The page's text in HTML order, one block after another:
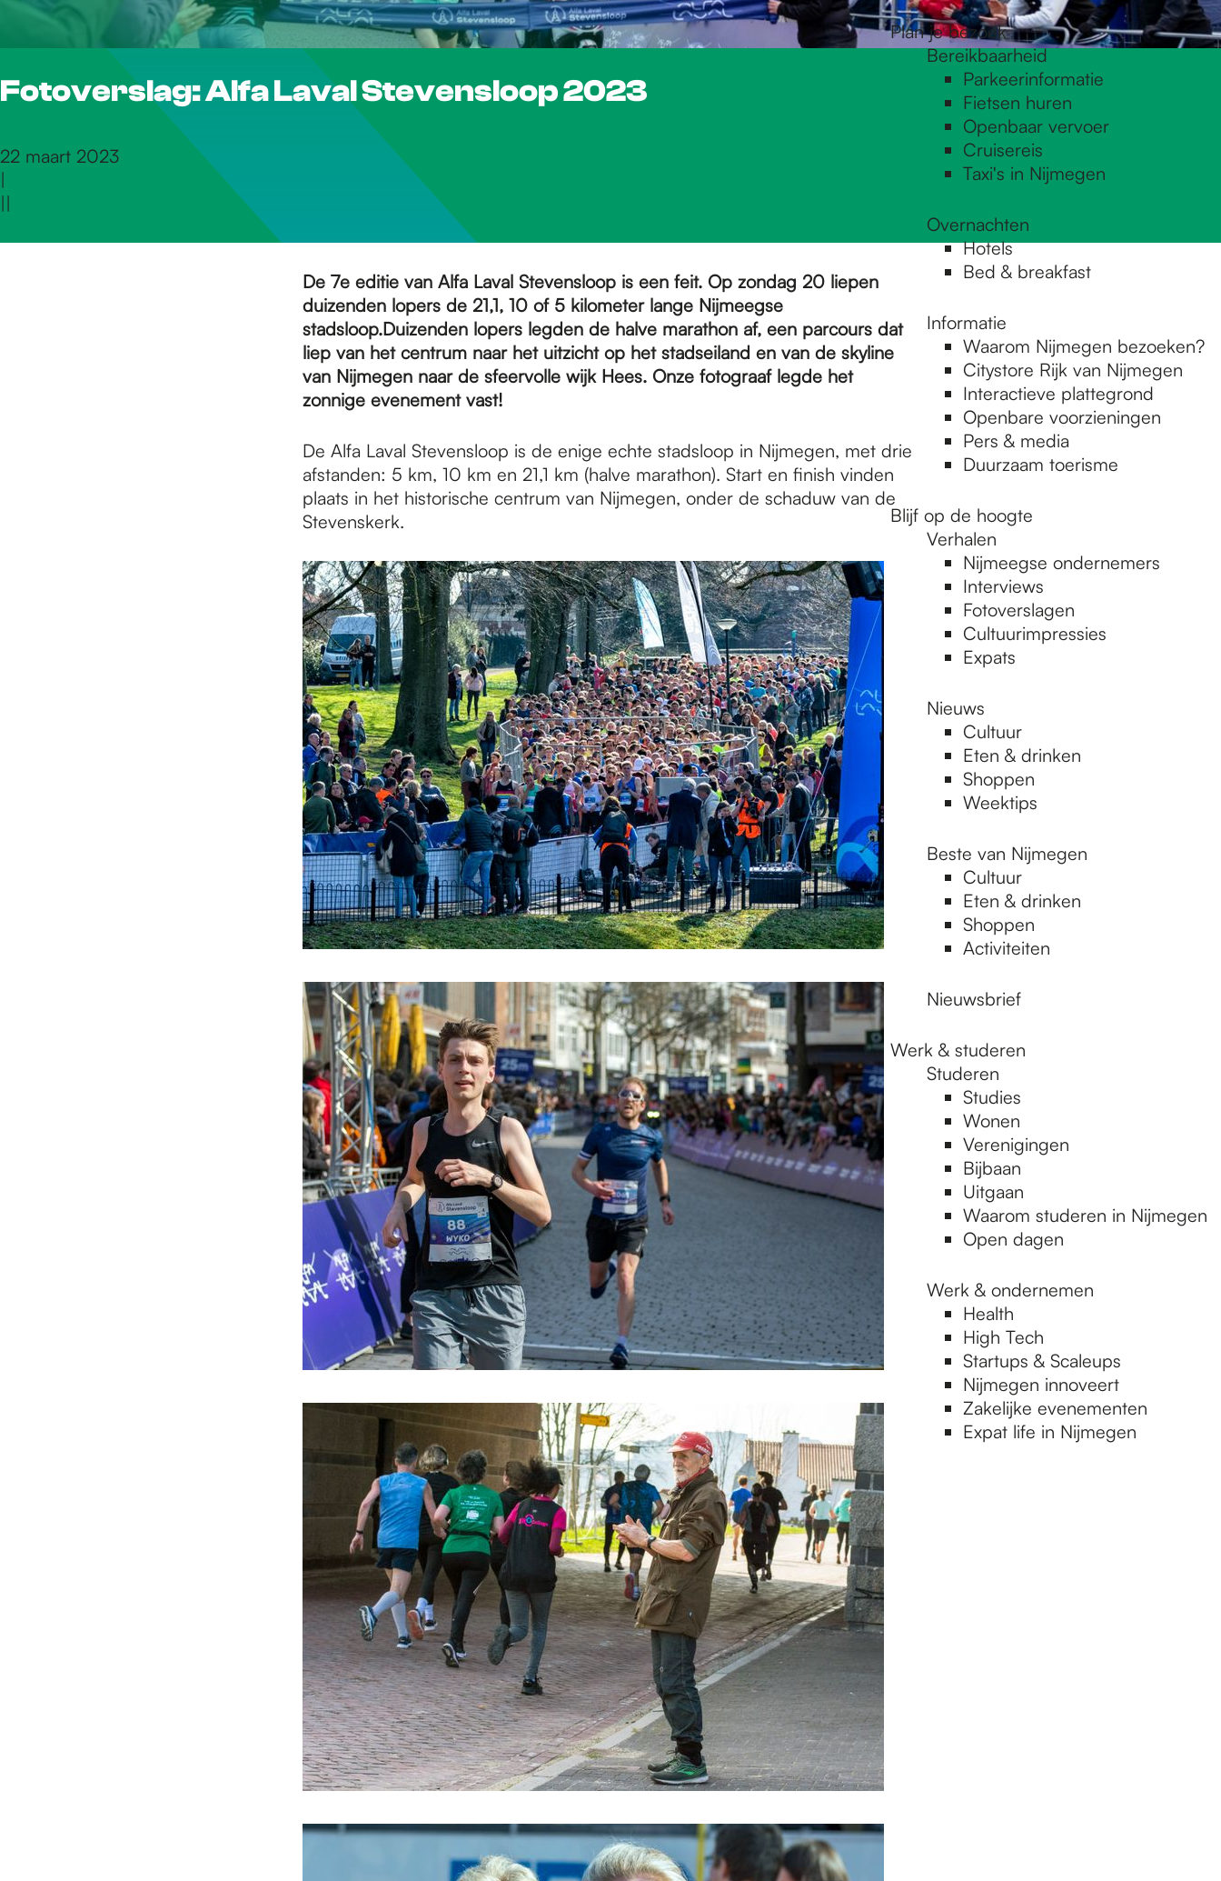
Plan je bezoek
Bereikbaarheid
Parkeerinformatie
Fietsen huren
Openbaar vervoer
Cruisereis
Taxi's in Nijmegen
Overnachten
Hotels
Bed & breakfast
Informatie
Waarom Nijmegen bezoeken?
Citystore Rijk van Nijmegen
Interactieve plattegrond
Openbare voorzieningen
Pers & media
Duurzaam toerisme
Blijf op de hoogte
Verhalen
Nijmeegse ondernemers
Interviews
Fotoverslagen
Cultuurimpressies
Expats
Nieuws
Cultuur
Eten & drinken
Shoppen
Weektips
Beste van Nijmegen
Cultuur
Eten & drinken
Shoppen
Activiteiten
Nieuwsbrief
Werk & studeren
Studeren
Studies
Wonen
Verenigingen
Bijbaan
Uitgaan
Waarom studeren in Nijmegen
Open dagen
Werk & ondernemen
Health
High Tech
Startups & Scaleups
Nijmegen innoveert
Zakelijke evenementen
Expat life in Nijmegen
Fotoverslag: Alfa Laval Stevensloop 2023
22 maart 2023
|
||
De 7e editie van Alfa Laval Stevensloop is een feit. Op zondag 20 liepen
duizenden lopers de 21,1, 10 of 5 kilometer lange Nijmeegse
stadsloop.Duizenden lopers legden de halve marathon af, een parcours dat
liep van het centrum naar het uitzicht op het stadseiland en van de skyline
van Nijmegen naar de sfeervolle wijk Hees. Onze fotograaf legde het
zonnige evenement vast!
De Alfa Laval Stevensloop is de enige echte stadsloop in Nijmegen, met drie
afstanden: 5 km, 10 km en 21,1 km (halve marathon). Start en finish vinden
plaats in het historische centrum van Nijmegen, onder de schaduw van de
Stevenskerk.